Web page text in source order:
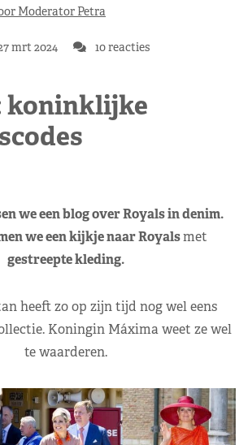
Moderator Petra
mrt 2024 10 reacties
koninklijke
we een blog over Royals in denim.
we een kijkje naar Royalsmet
gestreepte kleding.
heeft zo op zijn tijd nog wel eens
Koningin Máxima weet ze wel
te waarderen.